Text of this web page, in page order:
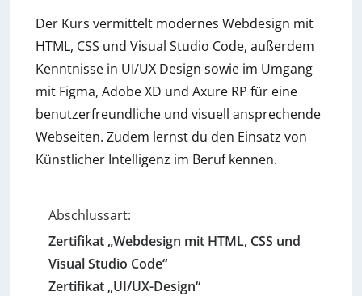
Der Kurs vermittelt modernes Webdesign mit
HTML, CSS und Visual Studio Code, außerdem
Kenntnisse in UI/UX Design sowie im Umgang
mit Figma, Adobe XD und Axure RP für eine
benutzerfreundliche und visuell ansprechende
Webseiten. Zudem lernst du den Einsatz von
Künstlicher Intelligenz im Beruf kennen.
Abschlussart:
Zertifikat „Webdesign mit HTML, CSS und
Visual Studio Code“
Zertifikat „UI/UX-Design“